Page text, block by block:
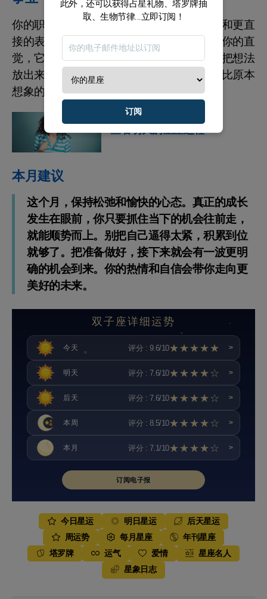
你的职业节奏迎来一波创意浪潮。新的思路和更直
接的表达方式，会让你更快抓住机会。相信你的直
觉，它会把你带向更有趣、更适合的方向。把想法
放出来，而不是憋在脑子里，你会发现自己比原本
想象的还要能创造。
星座运势
查看明天的星座运程
本月建议
这个月，保持松弛和愉快的心态。真正的成长
发生在眼前，你只要抓住当下的机会往前走，
就能顺势而上。别把自己逼得太紧，积累到位
就够了。把准备做好，接下来就会有一波更明
确的机会到来。你的热情和自信会带你走向更
美好的未来。
双子座详细运势
今天 评分 : 9.6/10★★★★★ >
明天 评分 : 7.6/10★★★★☆ >
后天 评分 : 7.6/10★★★★☆ >
本周 评分 : 8.5/10★★★★☆ >
本月 评分 : 7.1/10★★★★☆ >
订阅电子报
今日星运 明日星运
后天星运
周运势
每月星座
年刊星座
塔罗牌
运气 爱情
星座名人
星象日志
此外，还可以获得占星礼物、塔罗牌抽
取、生物节律...立即订阅！
订阅